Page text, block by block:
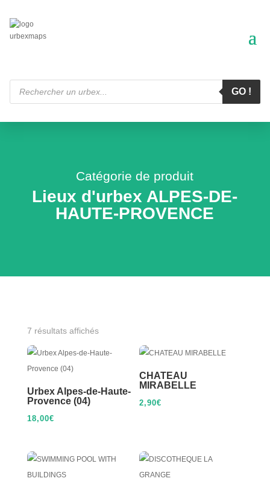
Recherche
produits
GO !
Catégorie de produit
Lieux d'urbex ALPES-DE-
HAUTE-PROVENCE
7 résultats affichés
Urbex Alpes-de-Haute-
Provence (04)
18,00€
CHATEAU
MIRABELLE
2,90€